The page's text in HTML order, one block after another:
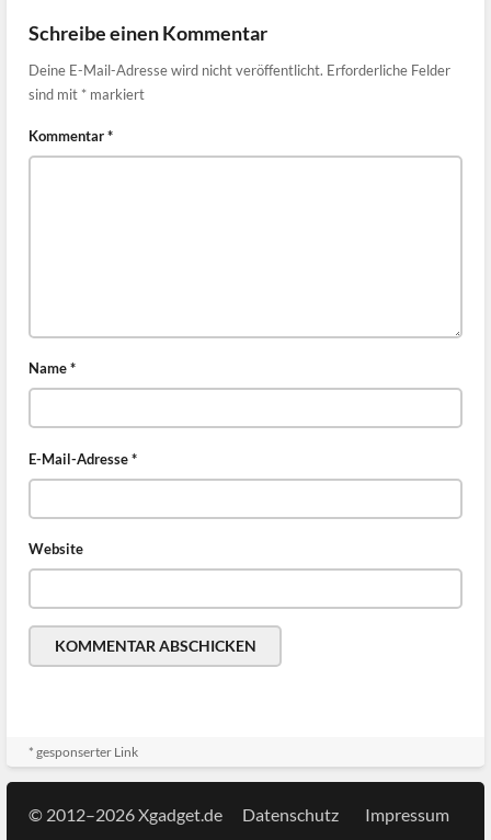
Schreibe einen Kommentar
Deine E-Mail-Adresse wird nicht veröffentlicht. Erforderliche Felder
sind mit * markiert
Kommentar*
Name*
E-Mail-Adresse*
Website
* gesponserter Link
© 2012–2026 Xgadget.de Datenschutz Impressum